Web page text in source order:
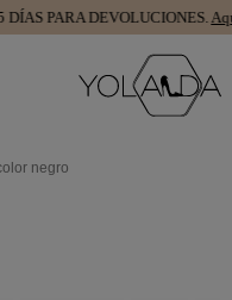
PARA DEVOLUCIONES.Aquí
negro